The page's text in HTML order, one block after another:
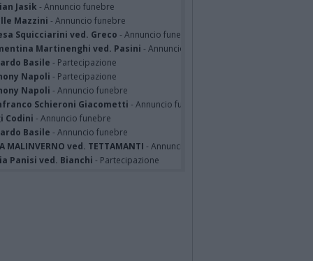
Jasik - Annuncio funebre
Mazzini - Annuncio funebre
Squicciarini ved. Greco - Annuncio funebre
Martinenghi ved. Pasini - Annuncio funebre
Basile - Partecipazione
Napoli - Partecipazione
Napoli - Annuncio funebre
Schieroni Giacometti - Annuncio funebre
Codini - Annuncio funebre
Basile - Annuncio funebre
MALINVERNO ved. TETTAMANTI - Annuncio funebre
Panisi ved. Bianchi - Partecipazione